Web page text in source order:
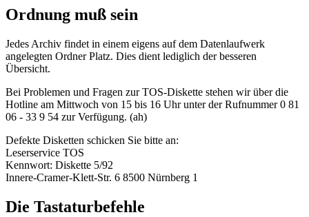
Ordnung muß sein
Jedes Archiv findet in einem eigens auf dem Datenlaufwerk
angelegten Ordner Platz. Dies dient lediglich der besseren
Übersicht.
Bei Problemen und Fragen zur TOS-Diskette stehen wir über die
Hotline am Mittwoch von 15 bis 16 Uhr unter der Rufnummer 0 81
06 - 33 9 54 zur Verfügung. (ah)
Defekte Disketten schicken Sie bitte an:
Leserservice TOS
Kennwort: Diskette 5/92
Innere-Cramer-Klett-Str. 6 8500 Nürnberg 1
Die Tastaturbefehle